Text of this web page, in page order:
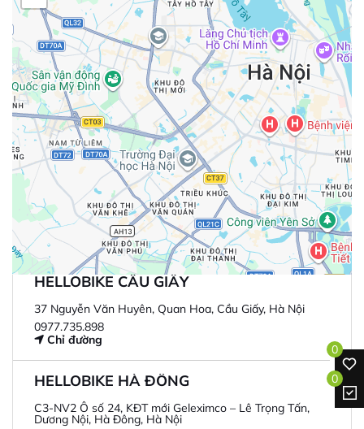
HELLOBIKE CẦU GIẤY
37 Nguyễn Văn Huyên, Quan Hoa, Cầu Giấy, Hà Nội
0977.735.898
Chỉ đường
HELLOBIKE HÀ ĐÔNG
C3-NV2 Ô số 24, KĐT mới Geleximco – Lê Trọng Tấn,
Dương Nội, Hà Đông, Hà Nội
0
0